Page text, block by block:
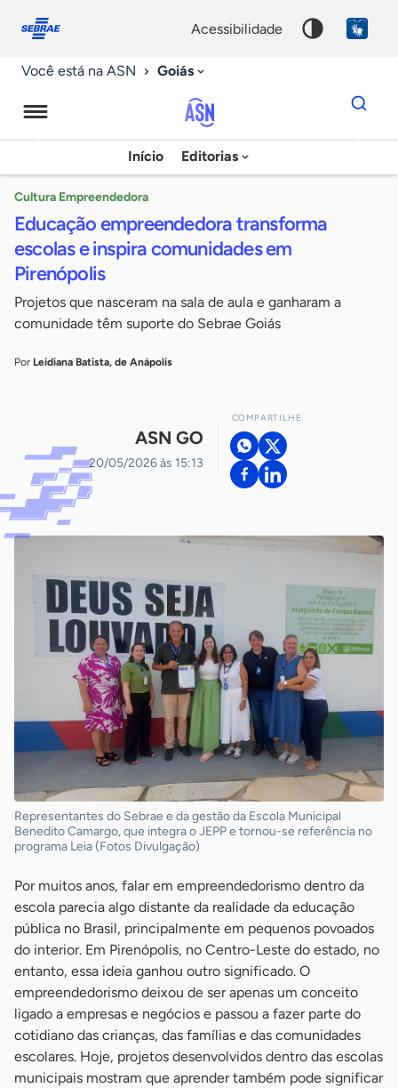
conosco
acessibilidade
Você está na ASN Goiás
Agência
Sebrae
Notícias
Início Editorias
Dados
para
chave
Cultura Empreendedora
Educação empreendedora transforma
escolas e inspira comunidades em
Pirenópolis
Projetos que nasceram na sala de aula e ganharam a
comunidade têm suporte do Sebrae Goiás
Por Leidiana Batista, de Anápolis
ASN GO
20/05/2026 às 15:13
COMPARTILHE
Representantes do Sebrae e da gestão da Escola Municipal
Benedito Camargo, que integra o JEPP e tornou-se referência no
programa Leia (Fotos Divulgação)
Por muitos anos, falar em empreendedorismo dentro da
escola parecia algo distante da realidade da educação
pública no Brasil, principalmente em pequenos povoados
do interior. Em Pirenópolis, no Centro-Leste do estado, no
entanto, essa ideia ganhou outro significado. O
empreendedorismo deixou de ser apenas um conceito
ligado a empresas e negócios e passou a fazer parte do
cotidiano das crianças, das famílias e das comunidades
escolares. Hoje, projetos desenvolvidos dentro das escolas
municipais mostram que aprender também pode significar